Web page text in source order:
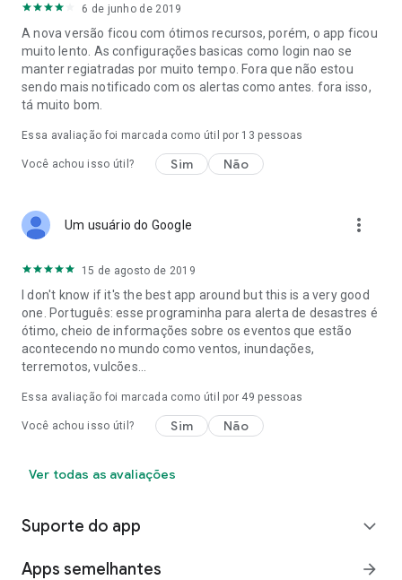
no mapa, os usuários podem obter informações sobre o
impacto estimado escolhendo o link "Mais informações" e
visualizando o Resumo do perigo.
* A interface do mapa interativo exibe 18 tipos diferentes de
perigos ativos
* Mapas de fundo personalizáveis
populacionais, cobertura global de nuvens e muito mais.
6 de junho de 2019
A nova versão ficou com ótimos recursos, porém, o app ficou
muito lento. As configurações basicas como login nao se
manter regiatradas por muito tempo. Fora que não estou
sendo mais notificado com os alertas como antes. fora isso,
tá muito bom.
Essa avaliação foi marcada como útil por 13 pessoas
Você achou isso útil? Sim Não
Um usuário do Google more_vert
15 de agosto de 2019
I don't know if it's the best app around but this is a very good
one. Português: esse programinha para alerta de desastres é
ótimo, cheio de informações sobre os eventos que estão
acontecendo no mundo como ventos, inundações,
terremotos, vulcões...
Essa avaliação foi marcada como útil por 49 pessoas
Você achou isso útil? Sim Não
Ver todas as avaliações
Suporte do app expand_more
Apps semelhantes arrow_forward